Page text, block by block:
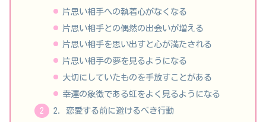
片思い相手への執着心がなくなる
片思い相手との偶然の出会いが増える
片思い相手を思い出すと心が満たされる
片思い相手の夢を見るようになる
大切にしていたものを手放すことがある
幸運の象徴である虹をよく見るようになる
2. 恋愛する前に避けるべき行動